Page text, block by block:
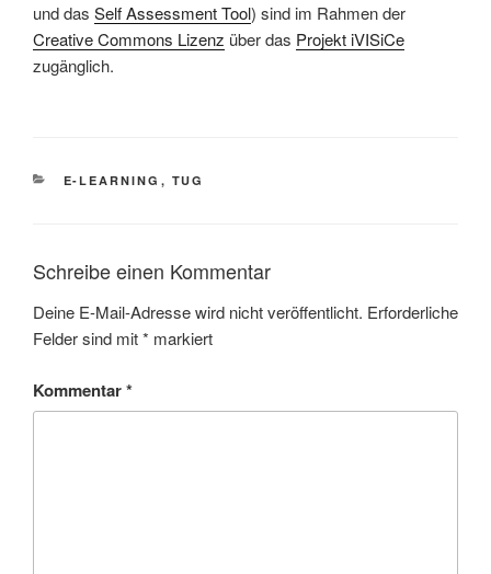
und das Self Assessment Tool) sind im Rahmen der
Creative Commons Lizenz über das Projekt iVISiCe
zugänglich.
KATEGORIEN
E-LEARNING , TUG
Schreibe einen Kommentar
Deine E-Mail-Adresse wird nicht veröffentlicht. Erforderliche
Felder sind mit* markiert
Kommentar*